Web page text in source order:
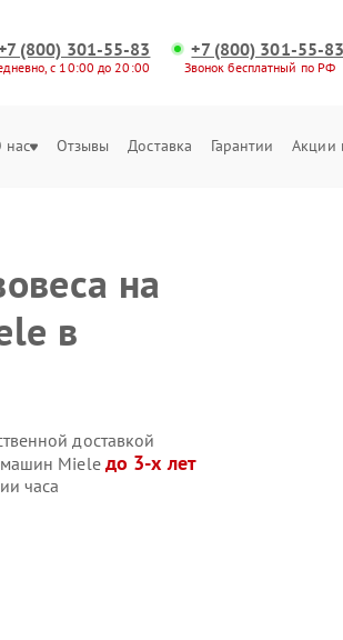
(800) 301-55-83
с 10:00 до 20:00
+7 (800) 301-55-83
Звонок бесплатный по РФ
нас Отзывы Доставка Гарантии Акции
на
в
доставкой
машин Miele до 3-х лет
часа